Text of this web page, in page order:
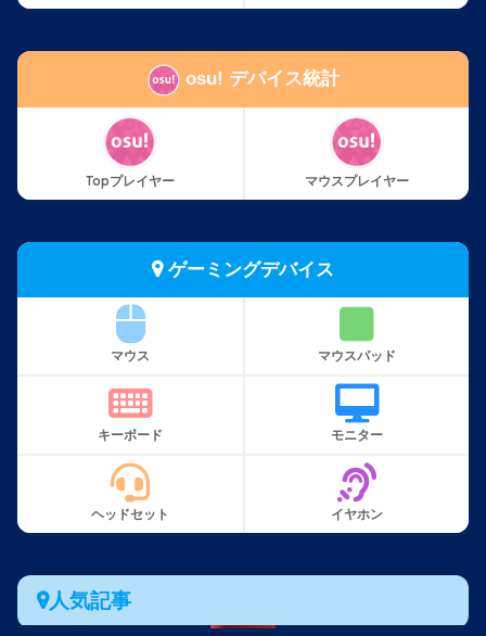
osu! デバイス統計
Topプレイヤー マウスプレイヤー
ゲーミングデバイス
マウス マウスパッド
キーボード モニター
ヘッドセット イヤホン
人気記事